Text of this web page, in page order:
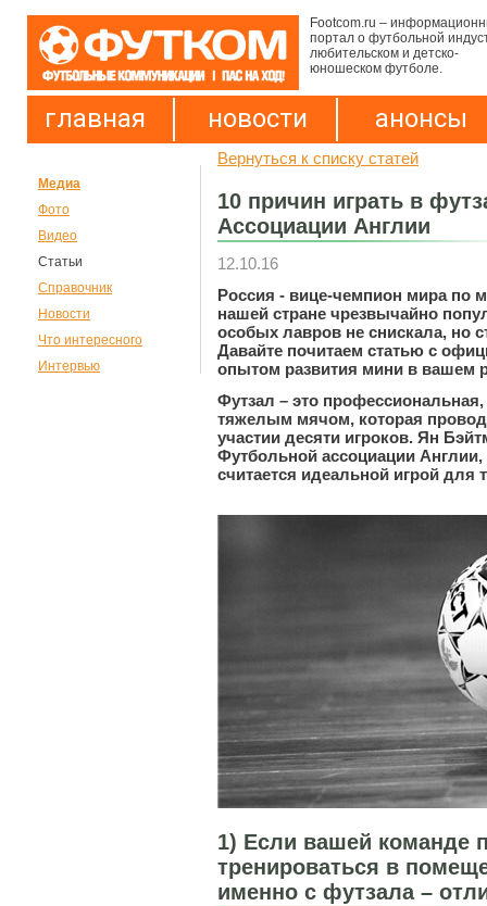
Footcom.ru –
портал о футбольной
любительском и детско-
юношеском футболе.
главная новости анонсы
Медиа
Фото
Видео
Статьи
Справочник
Новости
Что интересного
Интервью
Вернуться к списку статей
10 причин играть в
Ассоциации Англии
12.10.16
Россия - вице-чемпион мира по
нашей стране чрезвычайно
особых лавров не снискала, но
Давайте почитаем статью с
опытом развития мини в вашем
Футзал – это
тяжелым мячом, которая
участии десяти игроков. Ян
Футбольной ассоциации
считается идеальной игрой
1) Если вашей команде
тренироваться в
именно с футзала –